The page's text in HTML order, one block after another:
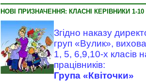
НОВІ ПРИЗНАЧЕННЯ: КЛАСНІ КЕРІВНИКИ 1-10
Згідно наказу
груп «Вулик»,
1, 5, 6,9,10-х класів
працівників:
Група «Квіточки»